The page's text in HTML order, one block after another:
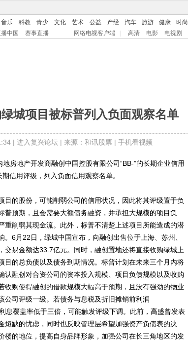
音乐 科教 青少 文化 艺术 公益 产经 汽车 旅游 健康 时尚
中国 赛事直播 网络电视客户端 高清 电影 电视剧
城项目被标普列入负面观察名单
| 进入复兴论坛| 来源：和讯股票 | 手机看视频
地产开发商融创中国控股有限公司“BB-”的长期企业信用
信用评级，列入负面信用观察名单。
的股份，可能削弱公司的信用状况，因此将其评级置于负
普预期，且会需要大额债务融资，并承担大规模的项目负
重削弱其现金流。此外，标普不清楚上述项目所能造成的潜
6月22日，绿城中国宣布，向融创出售位于上海、苏州、
交易金额达33.7亿元。同时，融创置地还将直接收购绿城上
目的总负债以及债务到期情况。标普计划在未来三个月内将
认融创对合资公司的资本投入规模、项目负债规模以及收购
收购使得融创的借款规模大幅高于预期，且没有强劲的物业
公司评级一级。若债务与息税及折旧摊销前利润
息覆盖率低于三倍，可能触发评级下调。此前，高盛曾发表
短缺的忧虑，同时也反映管理层希望加强资产负债表的决
楼的地位，提高自身品牌形象，加强公司在长三角地区的发